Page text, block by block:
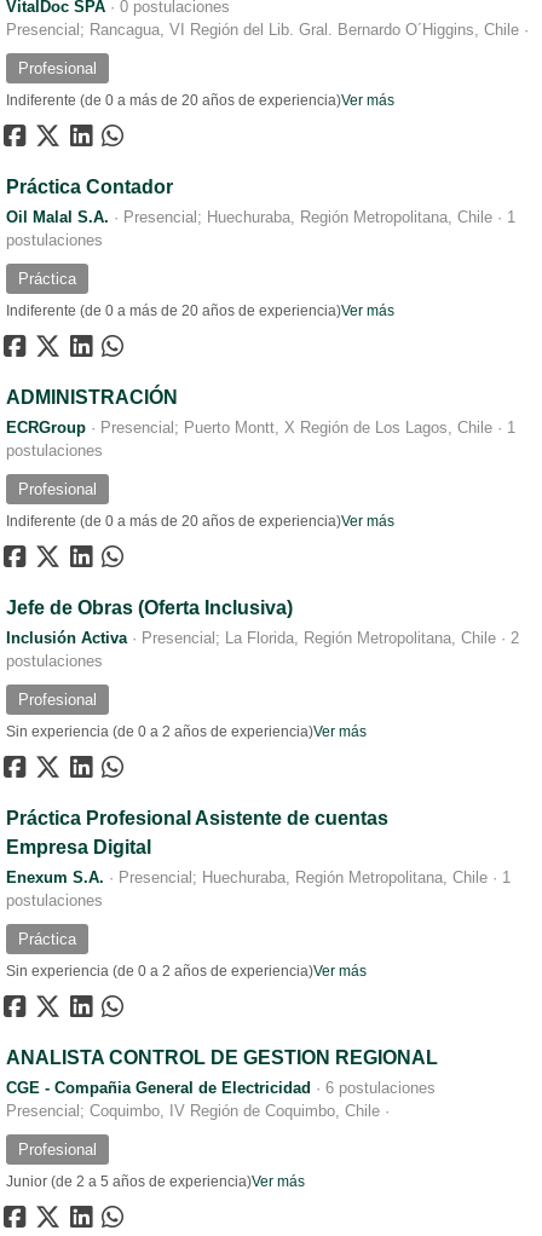
VitalDoc SPA ·
Presencial; Rancagua, VI Región del Lib. Gral. Bernardo O´Higgins, Chile ·
0 postulaciones
Profesional
Indiferente (de 0 a más de 20 años de experiencia)Ver más
Práctica Contador
Oil Malal S.A. · Presencial; Huechuraba, Región Metropolitana, Chile · 1
postulaciones
Práctica
Indiferente (de 0 a más de 20 años de experiencia)Ver más
ADMINISTRACIÓN
ECRGroup · Presencial; Puerto Montt, X Región de Los Lagos, Chile · 1
postulaciones
Profesional
Indiferente (de 0 a más de 20 años de experiencia)Ver más
Jefe de Obras (Oferta Inclusiva)
Inclusión Activa · Presencial; La Florida, Región Metropolitana, Chile · 2
postulaciones
Profesional
Sin experiencia (de 0 a 2 años de experiencia)Ver más
Práctica Profesional Asistente de cuentas
Empresa Digital
Enexum S.A. · Presencial; Huechuraba, Región Metropolitana, Chile · 1
postulaciones
Práctica
Sin experiencia (de 0 a 2 años de experiencia)Ver más
ANALISTA CONTROL DE GESTION REGIONAL
CGE - Compañia General de Electricidad ·
Presencial; Coquimbo, IV Región de Coquimbo, Chile ·
6 postulaciones
Profesional
Junior (de 2 a 5 años de experiencia)Ver más